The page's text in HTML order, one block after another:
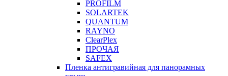
PROFILM
SOLARTEK
QUANTUM
RAYNO
ClearPlex
ПРОЧАЯ
SAFEX
Пленка антигравийная для панорамных